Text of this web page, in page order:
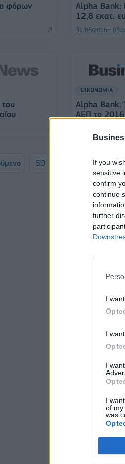
If you
sensitive
confirm
continue
further
I
I
I
I
of my
was
φόρων
Alpha Bank:
12,8 εκατ.
31/05/2016 -
ΟΙΚΟΝΟΜΙΑ
Alpha Bank:
ΑΕΠ το 2016
59 61 62